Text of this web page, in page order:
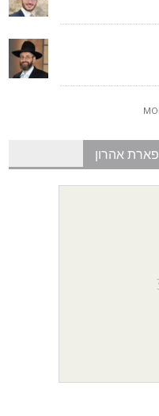
אהרון